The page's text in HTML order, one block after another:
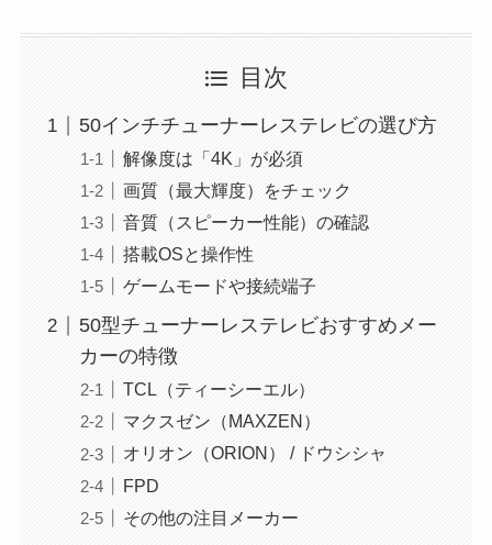
目次
50インチチューナーレステレビの選び方
解像度は「4K」が必須
画質（最大輝度）をチェック
音質（スピーカー性能）の確認
搭載OSと操作性
ゲームモードや接続端子
50型チューナーレステレビおすすめメー
カーの特徴
TCL（ティーシーエル）
マクスゼン（MAXZEN）
オリオン（ORION） / ドウシシャ
FPD
その他の注目メーカー